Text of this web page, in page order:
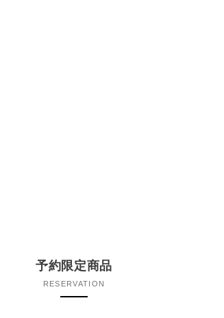
予約限定商品
RESERVATION